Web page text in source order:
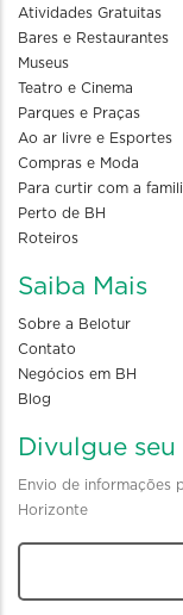
Atividades Gratuitas
Bares e Restaurantes
Museus
Teatro e Cinema
Parques e Praças
Ao ar livre e Esportes
Compras e Moda
Para curtir com a
Perto de BH
Roteiros
Saiba Mais
Sobre a Belotur
Contato
Negócios em BH
Blog
Divulgue seu
Envio de informações
Horizonte